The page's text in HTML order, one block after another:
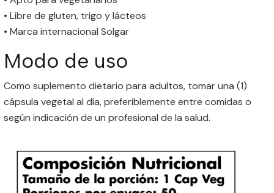
• Libre de gluten, trigo y lácteos
• Marca internacional Solgar
Modo de uso
Como suplemento dietario para adultos, tomar una (1)
cápsula vegetal al día, preferiblemente entre comidas o
según indicación de un profesional de la salud.